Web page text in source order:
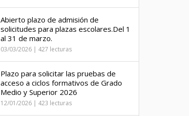
Abierto plazo de admisión de
solicitudes para plazas escolares.Del 1
al 31 de marzo.
03/03/2026 | 427 lecturas
Plazo para solicitar las pruebas de
acceso a ciclos formativos de Grado
Medio y Superior 2026
12/01/2026 | 423 lecturas